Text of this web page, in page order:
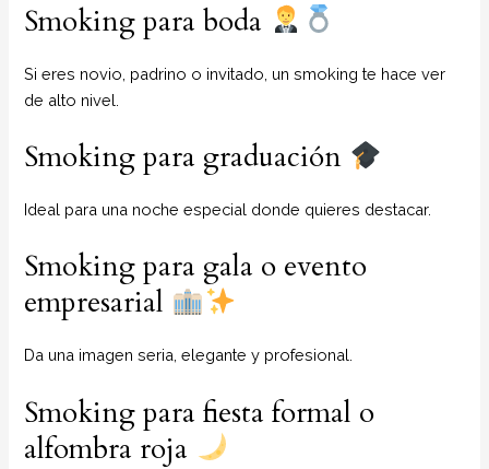
Smoking para boda
Si eres novio, padrino o invitado, un smoking te hace ver
de alto nivel.
Smoking para graduación
Ideal para una noche especial donde quieres destacar.
Smoking para gala o evento
empresarial
Da una imagen seria, elegante y profesional.
Smoking para fiesta formal o
alfombra roja